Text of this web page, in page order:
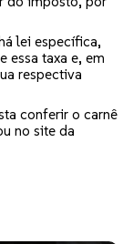
lei específica,
essa taxa e, em
respectiva
conferir o carnê
no site da